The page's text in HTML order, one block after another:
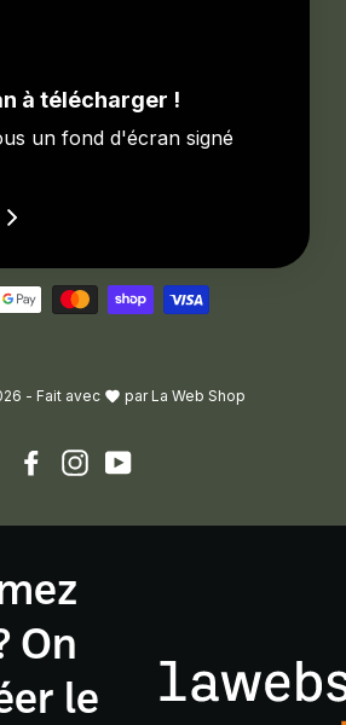
à télécharger !
un fond d'écran signé
- Fait avec parLa Web Shop
FacebookInstagram
On
le